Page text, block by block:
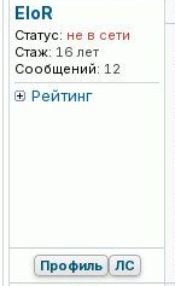
EloR
Статус: не в сети
Стаж: 16 лет
Сообщений: 12
Рейтинг
Профиль ЛС